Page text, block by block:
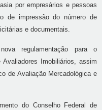
por empresários e pessoas
de impressão do número de
e documentais.
regulamentação para o
Imobiliários, assim
de Avaliação Mercadológica e
do Conselho Federal de